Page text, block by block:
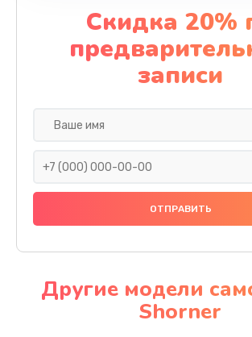
Скидка 20%
записи
Другие модели
Shorner